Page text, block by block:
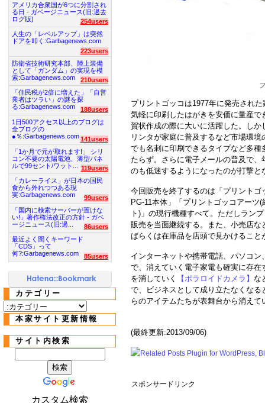
プリントゴッコは1977年に発売され
気軽に印刷したはがきを安価に量産
賀状作成の際に大いに活躍した。し
リンタが家庭に普及するなど市場環
でも名刺に印刷できるタイプなど多
たらず。さらに電子メールの普及で
のも低迷するようになったのが打撃と
今回販売を終了するのは「プリント
PG-11本体」「プリントゴッコアー
ト)」の現行機種すべて。ただしラン
販売を当面継続する。また、小売店
ばらくは在庫品を店頭で見かけること
インターネットや携帯電話、パソコ
で、消えていく電子家電も確実に存
を消していく
【ポラロイドカメラ】 な
で、ビジネスとして成り立たなくな
らのアイテムたちが表舞台から消え
(最終更新:2013/09/06)
スポンサードリンク
アメリカ合衆国が6つに分割され
る日 - ガベージニュース(旧:過去
ログ版)
254users
人生の「レベルアップ」は突然
ドアを叩く:Garbagenews.com
223users
防衛省技術研究本部、陸上装備
として「ガンダム」の実現を模
索:Garbagenews.com
210users
「住民税が2倍に増えた」「自営
業者はツラい」の謎を探
る:Garbagenews.com
188users
1日500アクセス以上のブログは
全ブログの
●％:Garbagenews.com 141users
「1か月で元が取れます!」 シリ
コン不要の太陽電池、薄型パネ
ルで99セント/ワット...
119users
「カレーライス」が日本の国民
食から外れつつある現
実:Garbagenews.com
99users
「国内に検索サーバーが置けな
い!」著作権法改正の方針 - ガベ
ージニュース(旧:過...
86users
最近よく聞くキーワード
「CDS」って
何?:Garbagenews.com
85users
カテゴリー
本家サイト更新情報
サイト内検索
カスタム検索